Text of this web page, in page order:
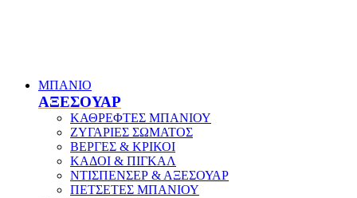
ΜΠΑΝΙΟ
ΑΞΕΣΟΥΑΡ
ΚΑΘΡΕΦΤΕΣ ΜΠΑΝΙΟΥ
ΖΥΓΑΡΙΕΣ ΣΩΜΑΤΟΣ
ΒΕΡΓΕΣ & ΚΡΙΚΟΙ
ΚΑΔΟΙ & ΠΙΓΚΑΛ
ΝΤΙΣΠΕΝΣΕΡ & ΑΞΕΣΟΥΑΡ
ΠΕΤΣΕΤΕΣ ΜΠΑΝΙΟΥ